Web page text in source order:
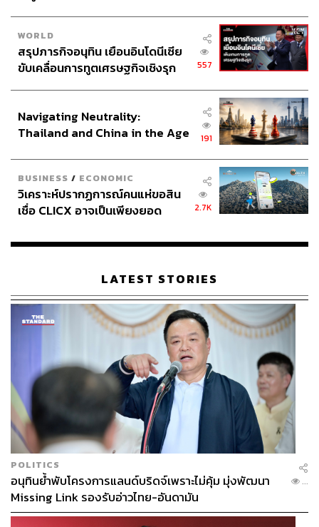
WORLD
สรุปภารกิจอนุทิน เยือนอินโดนีเซีย
ขับเคลื่อนการทูตเศรษฐกิจเชิงรุก
557
Navigating Neutrality:
Thailand and China in the Age
191
BUSINESS / ECONOMIC
วิเคราะห์ปรากฏการณ์คนแห่ขอสิน
เชื่อ CLICX อาจเป็นเพียงยอด
เรือนไทยที่ถูกซุกไว้
2.7K
LATEST STORIES
POLITICS
อนุทินย้ำพับโครงการแลนด์บริดจ์เพราะไม่คุ้ม มุ่งพัฒนา
Missing Link รองรับอ่าวไทย-อันดามัน
...